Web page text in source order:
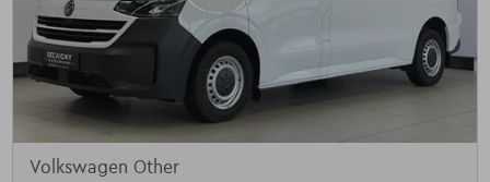
Volkswagen Other